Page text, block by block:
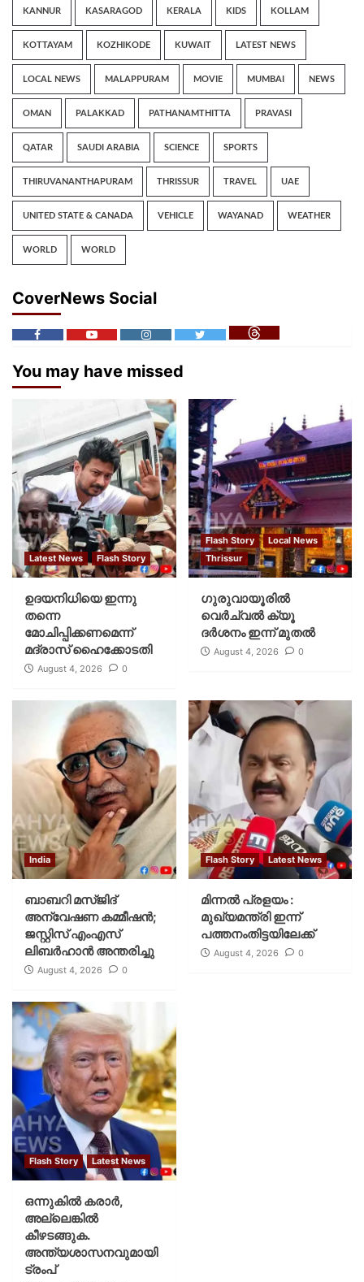
KANNUR KASARAGOD KERALA KIDS KOLLAM
KOTTAYAM KOZHIKODE KUWAIT LATEST NEWS
LOCAL NEWS MALAPPURAM MOVIE MUMBAI NEWS
OMAN PALAKKAD PATHANAMTHITTA PRAVASI
QATAR SAUDI ARABIA SCIENCE SPORTS
THIRUVANANTHAPURAM THRISSUR TRAVEL UAE
UNITED STATE & CANADA VEHICLE WAYANAD WEATHER
WORLD WORLD
CoverNews Social
You may have missed
Latest News Flash Story
ഉദയനിധിയെ ഇന്നു
തന്നെ
മോചിപ്പിക്കണമെന്ന്
മദ്രാസ് ഹൈക്കോടതി
August 4, 2026 0
Flash Story
Local News
Thrissur
ഗുരുവായൂരില്‍
വെര്‍ച്വല്‍ ക്യൂ
ദര്‍ശനം ഇന്ന് മുതല്‍
August 4, 2026 0
India
ബാബറി മസ്ജിദ്
അന്വേഷണ കമ്മീഷന്‍;
ജസ്റ്റിസ് എംഎസ്
ലിബര്‍ഹാന്‍ അന്തരിച്ചു
August 4, 2026 0
Flash Story Latest News
മിന്നല്‍ പ്രളയം :
മുഖ്യമന്ത്രി ഇന്ന്
പത്തനംതിട്ടയിലേക്ക്
August 4, 2026 0
Flash Story Latest News
ഒന്നുകില്‍ കരാര്‍,
അല്ലെങ്കില്‍
കീഴടങ്ങുക.
അന്ത്യശാസനവുമായി
ട്രംപ്